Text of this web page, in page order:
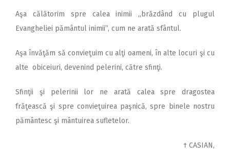
Aşa călătorim spre calea inimii ,,brăzdând cu plugul
Evangheliei pământul inimii”, cum ne arată sfântul.
Aşa învăţăm să convieţuim cu alţi oameni, în alte locuri şi cu
alte obiceiuri, devenind pelerini, către sfinţi.
Sfinţii şi pelerinii lor ne arată calea spre dragostea
frăţească şi spre convieţuirea paşnică, spre binele nostru
pământesc şi mântuirea sufletelor.
† CASIAN,